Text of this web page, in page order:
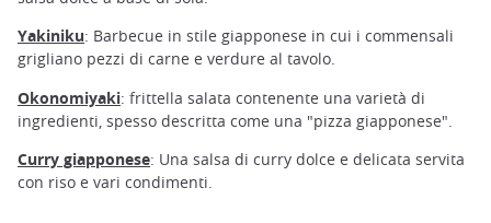
Yakiniku: Barbecue in stile giapponese in cui i commensali
grigliano pezzi di carne e verdure al tavolo.
Okonomiyaki: frittella salata contenente una varietà di
ingredienti, spesso descritta come una "pizza giapponese".
Curry giapponese: Una salsa di curry dolce e delicata servita
con riso e vari condimenti.